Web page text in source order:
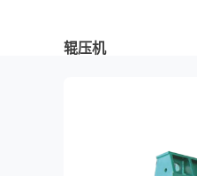
辊压机